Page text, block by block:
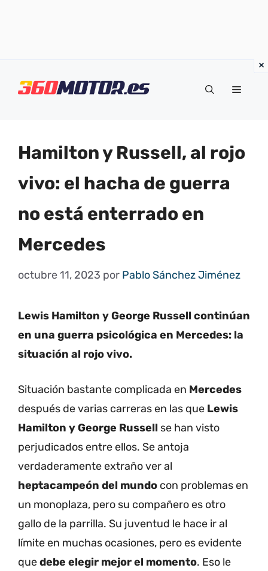
Menú
Hamilton y Russell, al rojo
vivo: el hacha de guerra
no está enterrado en
Mercedes
octubre 11, 2023 por Pablo Sánchez Jiménez
Lewis Hamilton y George Russell continúan
en una guerra psicológica en Mercedes: la
situación al rojo vivo.
Situación bastante complicada en Mercedes
después de varias carreras en las que Lewis
Hamilton y George Russell se han visto
perjudicados entre ellos. Se antoja
verdaderamente extraño ver al
heptacampeón del mundo con problemas en
un monoplaza, pero su compañero es otro
gallo de la parrilla. Su juventud le hace ir al
límite en muchas ocasiones, pero es evidente
quedebe elegir mejor el momento. Eso le